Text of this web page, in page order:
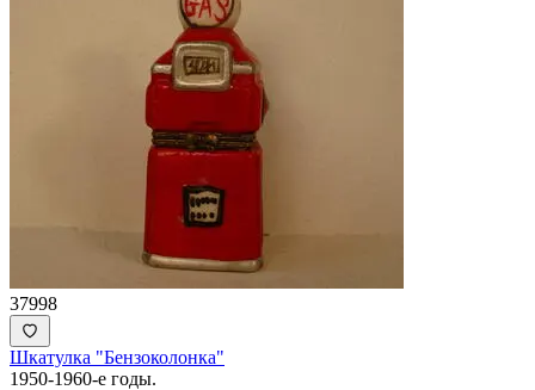
37998
Шкатулка "Бензоколонка"
1950-1960-е годы.